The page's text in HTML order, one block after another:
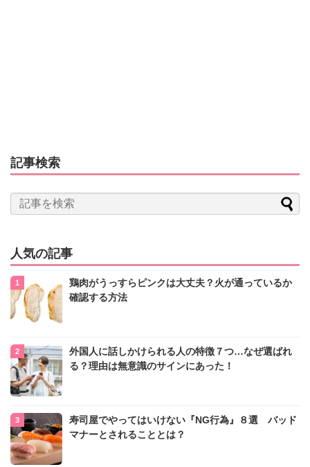
記事検索
人気の記事
鶏肉がうっすらピンクは大丈夫？火が通っているか
確認する方法
外国人に話しかけられる人の特徴７つ…なぜ選ばれ
る？理由は無意識のサインにあった！
寿司屋でやってはいけない『NG行為』８選 バッド
マナーとされることとは？